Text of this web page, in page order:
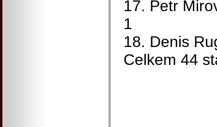
17. Petr
1
18. Denis
Celkem 44